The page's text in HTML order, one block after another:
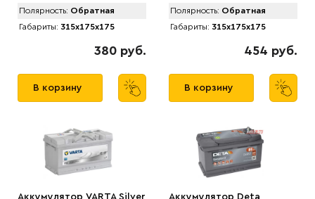
Полярность: Обратная
Габариты: 315x175x175
380 руб.
В корзину
Полярность: Обратная
Габариты: 315x175x175
454 руб.
В корзину
Аккумулятор VARTA Silver Аккумулятор Deta